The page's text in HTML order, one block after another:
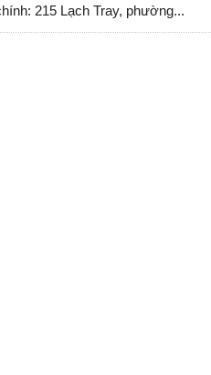
215 Lạch Tray, phường...